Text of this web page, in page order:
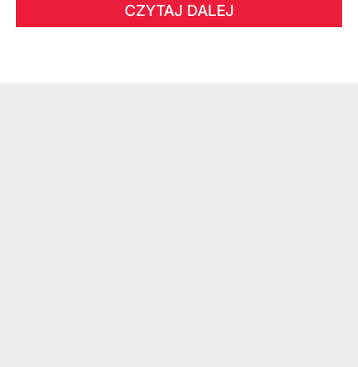
CZYTAJ DALEJ